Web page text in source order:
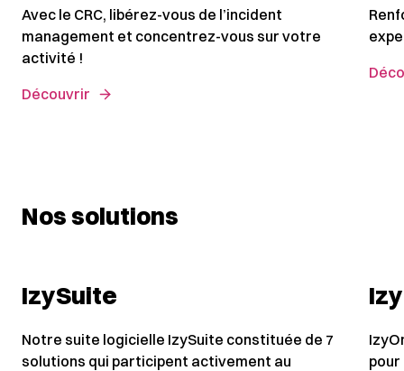
Avec le CRC, libérez-vous de l’incident
management et concentrez-vous sur votre
activité !
Découvrir
Nos solutions
IzySuite
Notre suite logicielle IzySuite constituée de 7
solutions qui participent activement au